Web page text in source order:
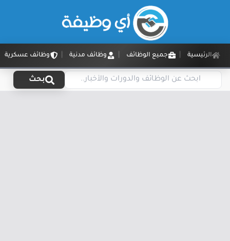
الرئيسية جميع الوظائف وظائف مدنية وظائف عسكرية
بحث